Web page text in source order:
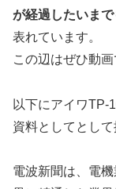
が経過したいま
表れています。
この辺はぜひ動
以下にアイワTP-
資料としてとして
電波新聞は、電